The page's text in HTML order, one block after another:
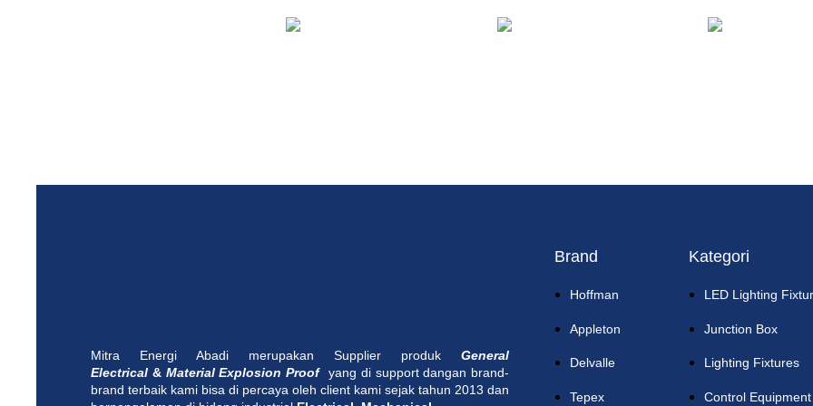
Mitra Energi Abadi merupakan Supplier produkGeneral
Electrical & Material Explosion Proof yang di support dangan brand-
brand terbaik kami bisa di percaya oleh client kami sejak tahun 2013 dan
Brand
Hoffman
Appleton
Delvalle
Tepex
Kategori
LED Lighting
Junction Box
Lighting Fixtures
Control Equipment